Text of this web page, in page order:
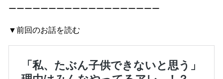
ーーーーーーーーーーーーーーーーーーー
▼前回のお話を読む